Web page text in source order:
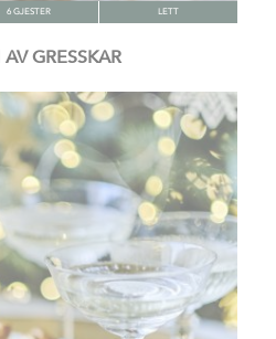
6 GJESTER LETT
GRESSKAR